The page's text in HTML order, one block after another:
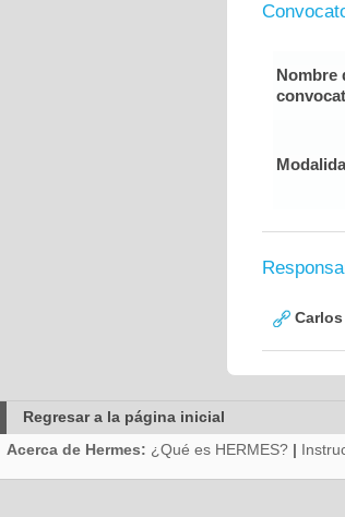
Nombre
Regresar a la página inicial
Acerca de Hermes: ¿Qué es HERMES? |